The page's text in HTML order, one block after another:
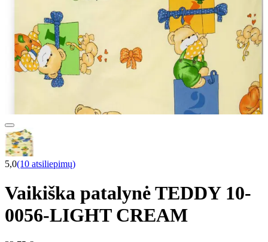
5,0(10 atsiliepimų)
Vaikiška patalynė TEDDY 10-
0056-LIGHT CREAM